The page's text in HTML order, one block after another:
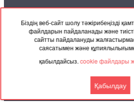
Біздің веб-сайт шолу тәжірибеңізді
файлдарын пайдаланады және
сайтты пайдалануды
саясатымен және
қабылдайсыз.cookie файлдары
Қабылдау
© 2004-2026
Ынтымақтастық
Серіктес
материалдар
Мұрағат
Келісімі